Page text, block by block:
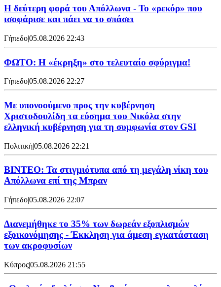
Η δεύτερη φορά του Απόλλωνα - Το «ρεκόρ» που
ισοφάρισε και πάει να το σπάσει
Γήπεδο|05.08.2026 22:43
ΦΩΤΟ: Η «έκρηξη» στο τελευταίο σφύριγμα!
Γήπεδο|05.08.2026 22:27
Με υπονοούμενο προς την κυβέρνηση
Χριστοδουλίδη τα εύσημα του Νικόλα στην
ελληνική κυβέρνηση για τη συμφωνία στον GSI
Πολιτική|05.08.2026 22:21
ΒΙΝΤΕΟ: Τα στιγμιότυπα από τη μεγάλη νίκη του
Απόλλωνα επί της Μπραν
Γήπεδο|05.08.2026 22:07
Διανεμήθηκε το 35% των δωρεάν εξοπλισμών
εξοικονόμησης - Έκκληση για άμεση εγκατάσταση
των ακροφυσίων
Κύπρος|05.08.2026 21:55